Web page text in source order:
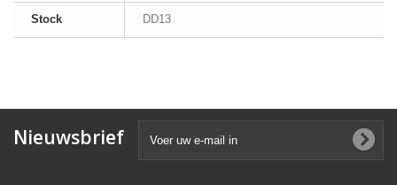
Stock DD13
Nieuwsbrief